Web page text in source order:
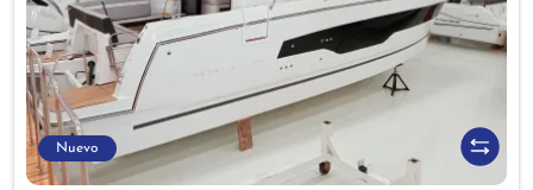
Nuevo